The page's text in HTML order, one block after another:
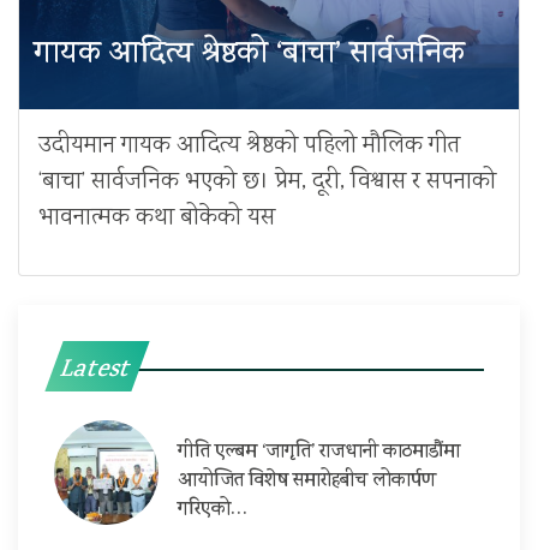
गायक आदित्य श्रेष्ठको ‘बाचा’ सार्वजनिक
उदीयमान गायक आदित्य श्रेष्ठको पहिलो मौलिक गीत
‘बाचा’ सार्वजनिक भएको छ। प्रेम, दूरी, विश्वास र सपनाको
भावनात्मक कथा बोकेको यस
Latest
गीति एल्बम ‘जागृति’ राजधानी काठमाडौंमा
आयोजित विशेष समारोहबीच लोकार्पण
गरिएको…